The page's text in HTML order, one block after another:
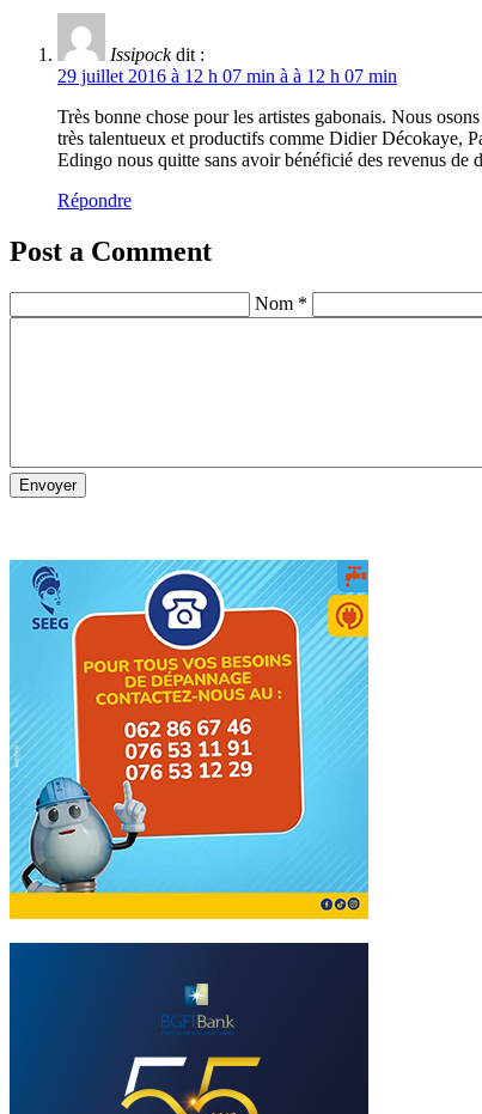
Issipock dit :
29 juillet 2016 à 12 h 07 min à à 12 h 07 min
Très bonne chose pour les artistes gabonais. Nous
très talentueux et productifs comme Didier Décokaye,
Edingo nous quitte sans avoir bénéficié des revenus
Répondre
Post a Comment
Nom *